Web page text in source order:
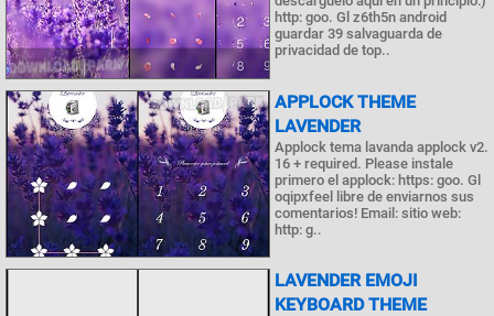
http: goo. Gl z6th5n android
guardar 39 salvaguarda de
privacidad de top..
APPLOCK THEME
LAVENDER
Applock tema lavanda applock v2.
16 + required. Please instale
primero el applock: https: goo. Gl
oqipxfeel libre de enviarnos sus
comentarios! Email: sitio web:
http: g..
LAVENDER EMOJI
KEYBOARD THEME